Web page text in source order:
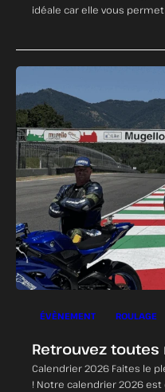
idéale car elle vous permet
ÉVÈNEMENT ROULAGE
Retrouvez
Calendrier 2026 Faites le
! Notre calendrier 2026